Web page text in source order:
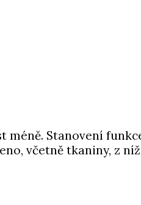
méně. Stanovení
včetně tkaniny, z